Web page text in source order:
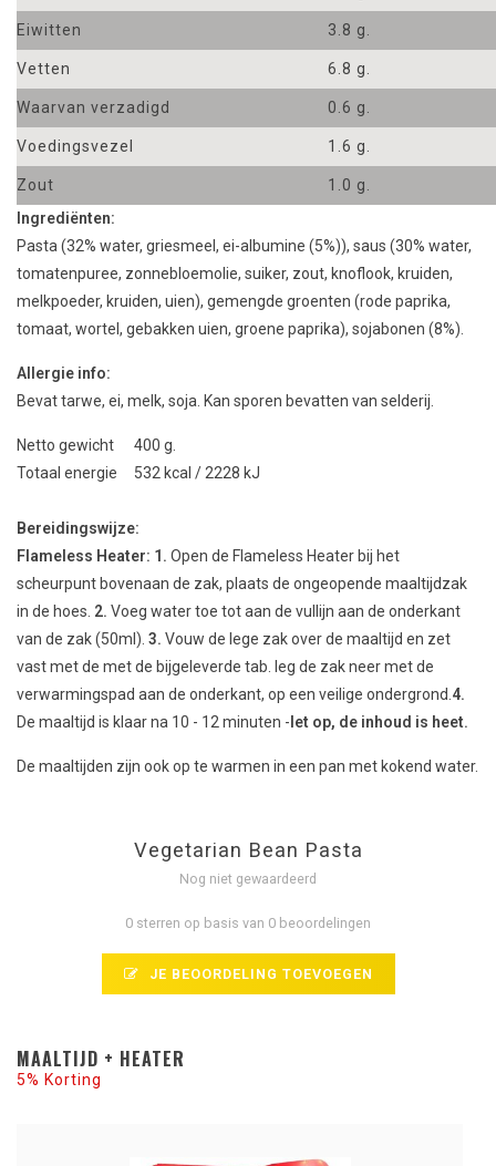
Eiwitten 3.8 g.
Vetten 6.8 g.
Waarvan verzadigd 0.6 g.
Voedingsvezel 1.6 g.
Zout
1.0 g.
Ingrediënten:
Pasta (32% water, griesmeel, ei-albumine (5%)), saus (30% water,
tomatenpuree, zonnebloemolie, suiker, zout, knoflook, kruiden,
melkpoeder, kruiden, uien), gemengde groenten (rode paprika,
tomaat, wortel, gebakken uien, groene paprika), sojabonen (8%).
Allergie info:
Bevat tarwe, ei, melk, soja. Kan sporen bevatten van selderij.
Netto gewicht 400 g.
Totaal energie 532 kcal / 2228 kJ
Bereidingswijze:
Flameless Heater: 1. Open de Flameless Heater bij het
scheurpunt bovenaan de zak, plaats de ongeopende maaltijdzak
in de hoes. 2. Voeg water toe tot aan de vullijn aan de onderkant
van de zak (50ml). 3. Vouw de lege zak over de maaltijd en zet
vast met de met de bijgeleverde tab. leg de zak neer met de
verwarmingspad aan de onderkant, op een veilige ondergrond.4.
De maaltijd is klaar na 10 - 12 minuten - let op, de inhoud is heet.
De maaltijden zijn ook op te warmen in een pan met kokend water.
Vegetarian Bean Pasta
Nog niet gewaardeerd
0 sterren op basis van 0 beoordelingen
JE BEOORDELING TOEVOEGEN
MAALTIJD + HEATER
5% Korting